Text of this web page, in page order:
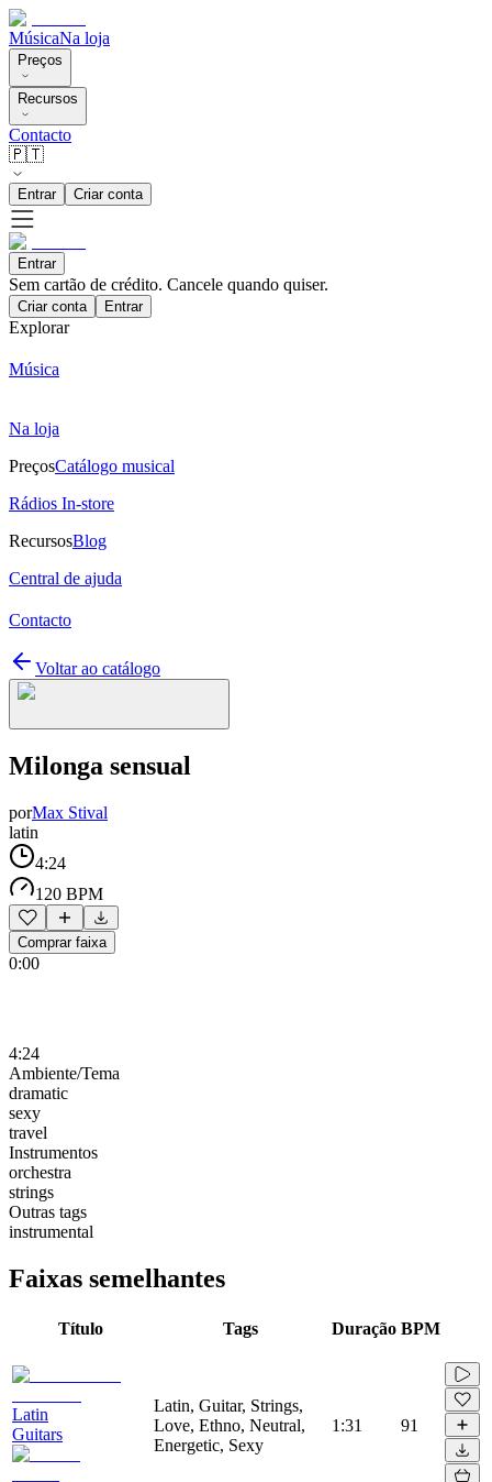
MúsicaNa loja
Preços
Recursos
Contacto
🇵🇹
Entrar Criar conta
Entrar
Sem cartão de crédito. Cancele quando quiser.
Criar conta Entrar
Explorar
Música
Na loja
PreçosCatálogo musical
Rádios In-store
RecursosBlog
Central de ajuda
Contacto
Voltar ao catálogo
Milonga sensual
porMax Stival
latin
4:24
120 BPM
Comprar faixa
0:00
4:24
Ambiente/Tema
dramatic
sexy
travel
Instrumentos
orchestra
strings
Outras tags
instrumental
Faixas semelhantes
Título Tags Duração BPM
Latin
Guitars
Latin, Guitar, Strings,
Love, Ethno, Neutral,
Energetic, Sexy
1:31 91